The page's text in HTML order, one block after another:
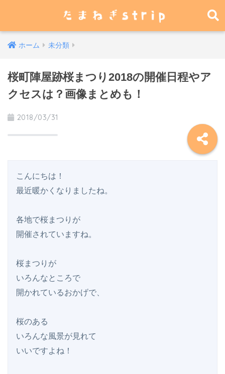
ホーム 未分類
桜町陣屋跡桜まつり2018の開催日程やア
クセスは？画像まとめも！
2018/03/31
こんにちは！
最近暖かくなりましたね。
各地で桜まつりが
開催されていますね。
桜まつりが
いろんなところで
開かれているおかげで、
桜のある
いろんな風景が見れて
いいですよね！